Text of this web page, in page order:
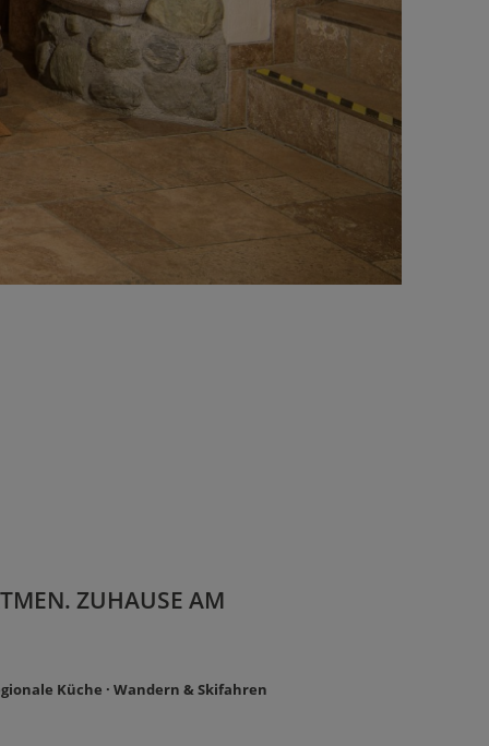
ZUHAUSE AM
Küche · Wandern & Skifahren